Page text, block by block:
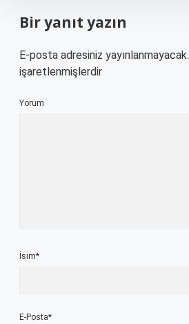
Bir yanıt yazın
E-posta adresiniz yayınlanmayacak.
işaretlenmişlerdir
Yorum
İsim*
E-Posta*